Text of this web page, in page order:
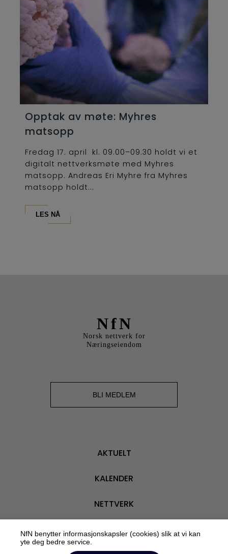
Opptak av møte: Myhres
matsopp
Fredag 17. april kl. 09.00–09.30 holdt vi et
digitalt nettverksmøte med Myhres
matsopp. Andreas Eri Myhre fra Myhres
matsopp holdt...
LES NÅ
NfN
Norsk nettverk for
Næringseiendom
BLI MEDLEM
AKTUELT
KALENDER
NETTVERK
VÅRE MEDLEMMER
NfN benytter informasjonskapsler (cookies) slik at vi kan
yte deg bedre service.